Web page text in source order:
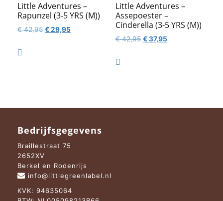
Little Adventures –
Rapunzel (3-5 YRS (M))
€42,95 Oorspronkelijke
€29,95Huidige

Little Adventures –
Assepoester –
Cinderella (3-5 YRS (M))
€42,95 Oorspronkelijke
€37,95Huidige

Bedrijfsgegevens
Braillestraat 75
2652XV
Berkel en Rodenrijs
info@littlegreenlabel.nl
KVK: 94635064